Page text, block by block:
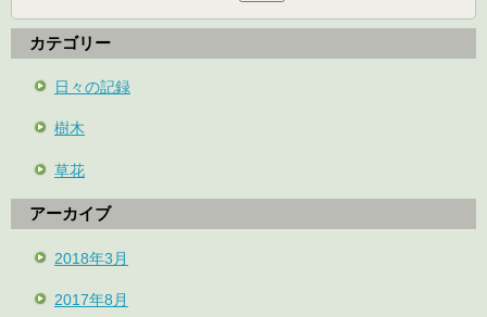
カテゴリー
日々の記録
樹木
草花
アーカイブ
2018年3月
2017年8月